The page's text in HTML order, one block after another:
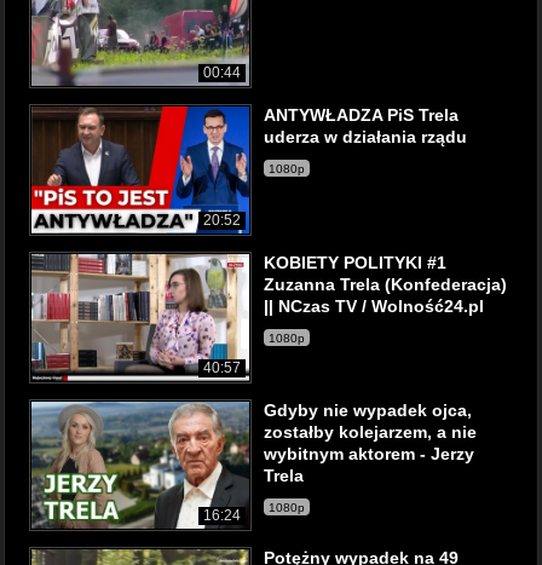
00:44
20:52
ANTYWŁADZA PiS Trela
uderza w działania rządu
1080p
40:57
KOBIETY POLITYKI #1
Zuzanna Trela (Konfederacja)
|| NCzas TV / Wolność24.pl
1080p
16:24
Gdyby nie wypadek ojca,
zostałby kolejarzem, a nie
wybitnym aktorem - Jerzy
Trela
1080p
Potężny wypadek na 49